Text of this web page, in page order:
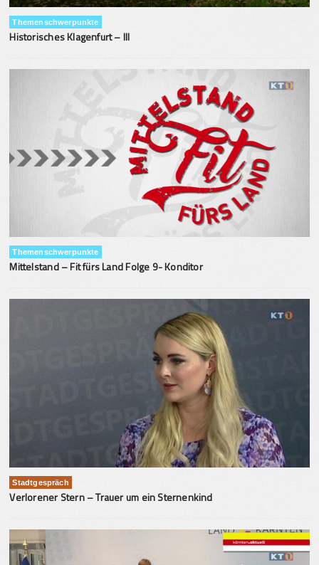
Themenschwerpunkte
Historisches Klagenfurt – III
Themenschwerpunkte
Mittelstand – Fit fürs Land Folge 9- Konditor
Stadtgespräch
Verlorener Stern – Trauer um ein Sternenkind